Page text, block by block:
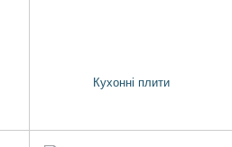
Кухонні плити